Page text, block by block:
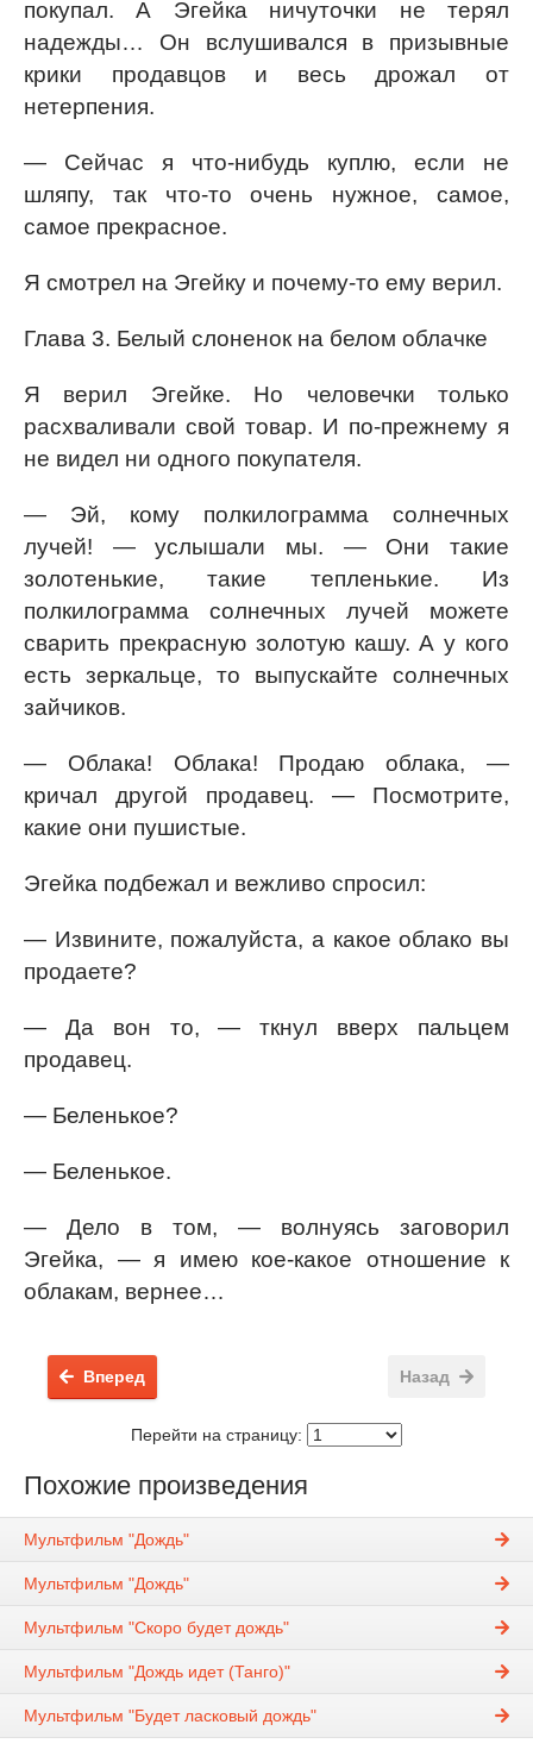
покупал. А Эгейка ничуточки не терял
надежды… Он вслушивался в призывные
крики продавцов и весь дрожал от
нетерпения.
— Сейчас я что-нибудь куплю, если не
шляпу, так что-то очень нужное, самое,
самое прекрасное.
Я смотрел на Эгейку и почему-то ему верил.
Глава 3. Белый слоненок на белом облачке
Я верил Эгейке. Но человечки только
расхваливали свой товар. И по-прежнему я
не видел ни одного покупателя.
— Эй, кому полкилограмма солнечных
лучей! — услышали мы. — Они такие
золотенькие, такие тепленькие. Из
полкилограмма солнечных лучей можете
сварить прекрасную золотую кашу. А у кого
есть зеркальце, то выпускайте солнечных
зайчиков.
— Облака! Облака! Продаю облака, —
кричал другой продавец. — Посмотрите,
какие они пушистые.
Эгейка подбежал и вежливо спросил:
— Извините, пожалуйста, а какое облако вы
продаете?
— Да вон то, — ткнул вверх пальцем
продавец.
— Беленькое?
— Беленькое.
— Дело в том, — волнуясь заговорил
Эгейка, — я имею кое-какое отношение к
облакам, вернее…
Назад
Вперед
Перейти на страницу:
Похожие произведения
Мультфильм "Дождь"
Мультфильм "Дождь"
Мультфильм "Скоро будет дождь"
Мультфильм "Дождь идет (Танго)"
Мультфильм "Будет ласковый дождь"